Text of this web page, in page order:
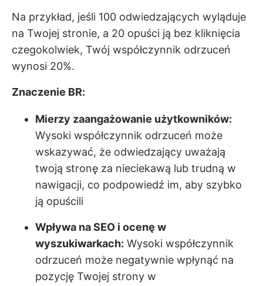
Na przykład, jeśli 100 odwiedzających wyląduje
na Twojej stronie, a 20 opuści ją bez kliknięcia
czegokolwiek, Twój współczynnik odrzuceń
wynosi 20%.
Znaczenie BR:
Mierzy zaangażowanie użytkowników:
Wysoki współczynnik odrzuceń może
wskazywać, że odwiedzający uważają
twoją stronę za nieciekawą lub trudną w
nawigacji, co podpowiedź im, aby szybko
ją opuścili
Wpływa na SEO i ocenę w
wyszukiwarkach: Wysoki współczynnik
odrzuceń może negatywnie wpłynąć na
pozycję Twojej strony w